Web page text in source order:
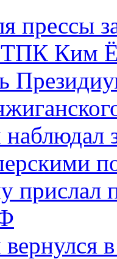
прессы
ТПК Ким